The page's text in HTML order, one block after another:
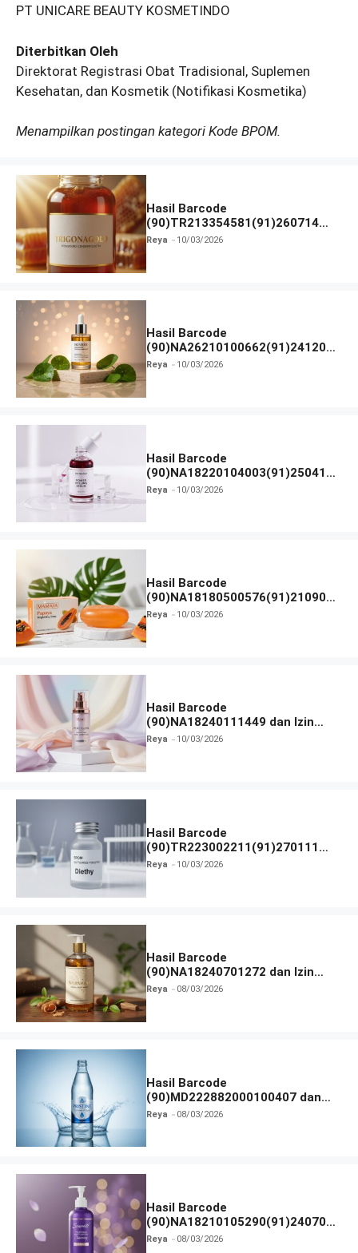
PT UNICARE BEAUTY KOSMETINDO
Diterbitkan Oleh
Direktorat Registrasi Obat Tradisional, Suplemen
Kesehatan, dan Kosmetik (Notifikasi Kosmetika)
Menampilkan postingan kategori Kode BPOM.
Hasil Barcode
(90)TR213354581(91)260714
dan Izin BPOM
Reya 10/03/2026
Hasil Barcode
(90)NA26210100662(91)241203
dan Izin BPOM
Reya 10/03/2026
Hasil Barcode
(90)NA18220104003(91)250418
dan Izin BPOM
Reya 10/03/2026
Hasil Barcode
(90)NA18180500576(91)210906
dan Izin BPOM
Reya 10/03/2026
Hasil Barcode
(90)NA18240111449 dan Izin
BPOM
Reya 10/03/2026
Hasil Barcode
(90)TR223002211(91)270111
dan Izin BPOM
Reya 10/03/2026
Hasil Barcode
(90)NA18240701272 dan Izin
BPOM
Reya 08/03/2026
Hasil Barcode
(90)MD222882000100407 dan
Izin BPOM
Reya 08/03/2026
Hasil Barcode
(90)NA18210105290(91)240703
dan Izin BPOM
Reya 08/03/2026